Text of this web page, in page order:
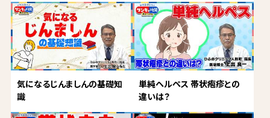
気になるじんましんの基礎知
識
単純ヘルペス 帯状疱疹との
違いは？